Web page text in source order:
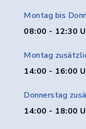
Montag bis
08:00 - 12:30
Montag
14:00 - 16:00
Donnerstag
14:00 - 18:00